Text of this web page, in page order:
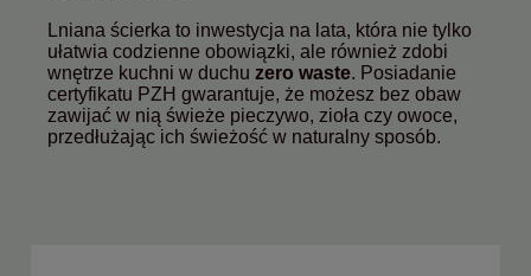
Lniana ścierka to inwestycja na lata, która nie tylko
ułatwia codzienne obowiązki, ale również zdobi
wnętrze kuchni w duchu zero waste. Posiadanie
certyfikatu PZH gwarantuje, że możesz bez obaw
zawijać w nią świeże pieczywo, zioła czy owoce,
przedłużając ich świeżość w naturalny sposób.